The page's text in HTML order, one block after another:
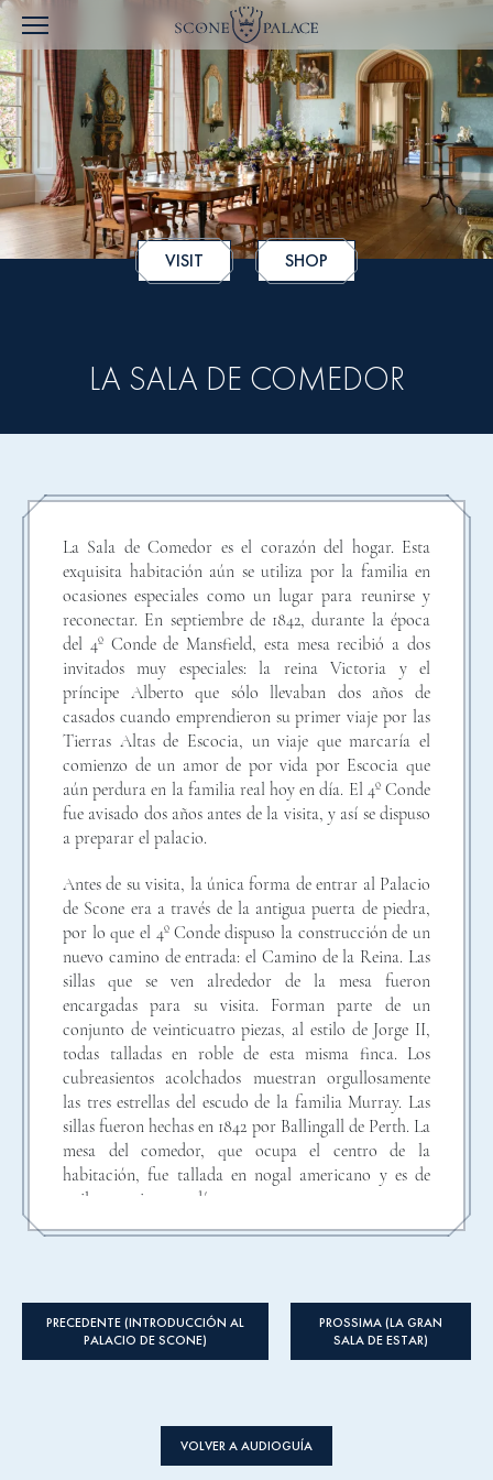
VISIT SHOP
LA SALA DE COMEDOR
La Sala de Comedor es el corazón del hogar. Esta
exquisita habitación aún se utiliza por la familia en
ocasiones especiales como un lugar para reunirse y
reconectar. En septiembre de 1842, durante la época
del 4º Conde de Mansfield, esta mesa recibió a dos
invitados muy especiales: la reina Victoria y el
príncipe Alberto que sólo llevaban dos años de
casados cuando emprendieron su primer viaje por las
Tierras Altas de Escocia, un viaje que marcaría el
comienzo de un amor de por vida por Escocia que
aún perdura en la familia real hoy en día. El 4º Conde
fue avisado dos años antes de la visita, y así se dispuso
a preparar el palacio.
Antes de su visita, la única forma de entrar al Palacio
de Scone era a través de la antigua puerta de piedra,
por lo que el 4º Conde dispuso la construcción de un
nuevo camino de entrada: el Camino de la Reina. Las
sillas que se ven alrededor de la mesa fueron
encargadas para su visita. Forman parte de un
conjunto de veinticuatro piezas, al estilo de Jorge II,
todas talladas en roble de esta misma finca. Los
cubreasientos acolchados muestran orgullosamente
las tres estrellas del escudo de la familia Murray. Las
sillas fueron hechas en 1842 por Ballingall de Perth. La
mesa del comedor, que ocupa el centro de la
habitación, fue tallada en nogal americano y es de
estilo georgiano tardío.
de siete platos), y fueron fabricados por Royal
Worcester en el siglo XVIII; el patrón se conoce como
Chamberlain por el artista que pintó a mano cada
visita. La decisión de usar estas copas de cristal tan
pequeñas fue intencional por su parte, ya que era bien
PRECEDENTE (INTRODUCCIÓN AL
PALACIO DE SCONE)
PROSSIMA (LA GRAN
SALA DE ESTAR)
VOLVER A AUDIOGUÍA